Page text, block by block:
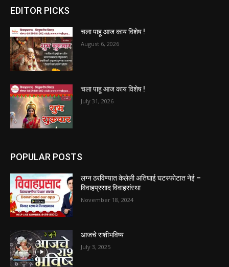
EDITOR PICKS
चला पाहू आज काय विशेष !
August 6, 2026
चला पाहू आज काय विशेष !
July 31, 2026
POPULAR POSTS
लग्न ठरविण्यात केलेली अतिघाई घटस्फोटात नेई –
विवाहप्रसाद विवाहसंस्था
November 18, 2024
आजचे राशीभविष्य
July 3, 2025